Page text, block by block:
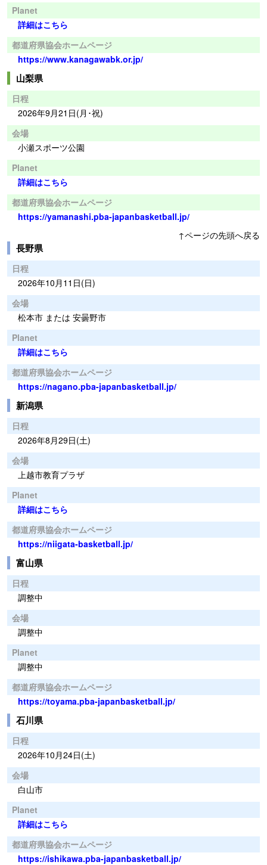
Planet
詳細はこちら
都道府県協会ホームページ
https://www.kanagawabk.or.jp/
山梨県
日程
2026年9月21日(月･祝)
会場
小瀬スポーツ公園
Planet
詳細はこちら
都道府県協会ホームページ
https://yamanashi.pba-japanbasketball.jp/
↑ページの先頭へ戻る
長野県
日程
2026年10月11日(日)
会場
松本市 または 安曇野市
Planet
詳細はこちら
都道府県協会ホームページ
https://nagano.pba-japanbasketball.jp/
新潟県
日程
2026年8月29日(土)
会場
上越市教育プラザ
Planet
詳細はこちら
都道府県協会ホームページ
https://niigata-basketball.jp/
富山県
日程
調整中
会場
調整中
Planet
調整中
都道府県協会ホームページ
https://toyama.pba-japanbasketball.jp/
石川県
日程
2026年10月24日(土)
会場
白山市
Planet
詳細はこちら
都道府県協会ホームページ
https://ishikawa.pba-japanbasketball.jp/